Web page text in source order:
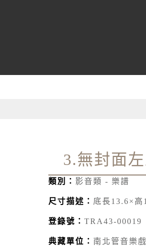
3.無封面
類別： 影音類 - 樂譜
尺寸描述： 底長13.6×高
登錄號： TRA43-00019
典藏單位： 南北管音樂